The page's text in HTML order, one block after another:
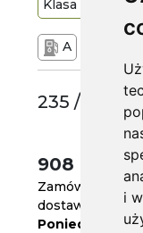
i
Klasa Premium
A
235 /50 R20
908 zł
Zamów do
dostawa za 3
Poniedziałek